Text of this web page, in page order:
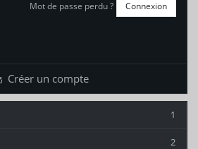
Mot de passe perdu ?
Créer un compte
1
2